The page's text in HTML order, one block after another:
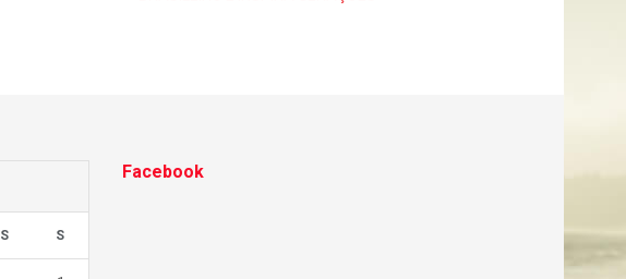
S S
Facebook